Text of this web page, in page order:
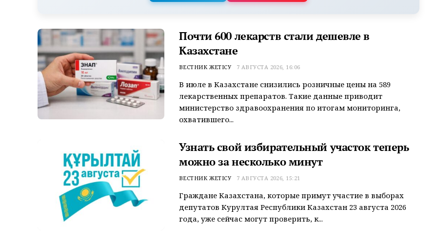
Почти 600 лекарств стали дешевле в
Казахстане
ВЕСТНИК ЖЕТІСУ 7 АВГУСТА 2026, 16:06
В июле в Казахстане снизились розничные цены на 589
лекарственных препаратов. Такие данные приводит
министерство здравоохранения по итогам мониторинга,
охватившего...
Узнать свой избирательный участок теперь
можно за несколько минут
ВЕСТНИК ЖЕТІСУ 7 АВГУСТА 2026, 15:21
Граждане Казахстана, которые примут участие в выборах
депутатов Курултая Республики Казахстан 23 августа 2026
года, уже сейчас могут проверить, к...